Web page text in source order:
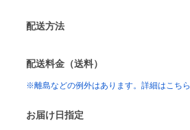
配送方法
配送料金（送料）
※離島などの例外はあります。詳細はこちら
お届け日指定